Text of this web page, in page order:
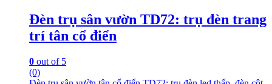
Đèn trụ sân vườn TD72: trụ đèn trang
trí tân cổ điển
0 out of 5
(0)